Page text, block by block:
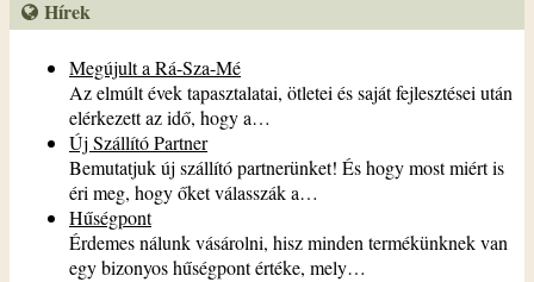
Hírek
Megújult a Rá-Sza-Mé
Az elmúlt évek tapasztalatai, ötletei és saját fejlesztései után
elérkezett az idő, hogy a…
Új Szállító Partner
Bemutatjuk új szállító partnerünket! És hogy most miért is
éri meg, hogy őket válasszák a…
Hűségpont
Érdemes nálunk vásárolni, hisz minden termékünknek van
egy bizonyos hűségpont értéke, mely…